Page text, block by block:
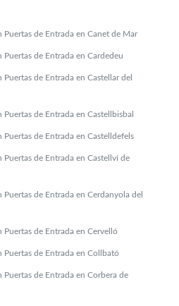
Puertas de Entrada en Canet de Mar
de Entrada en Cardedeu
de Entrada en Castellar del
de Entrada en Castellbisbal
de Entrada en Castelldefels
Puertas de Entrada en Castellví de
de Entrada en Cerdanyola del
Puertas de Entrada en Cervelló
Puertas de Entrada en Collbató
Puertas de Entrada en Corbera de